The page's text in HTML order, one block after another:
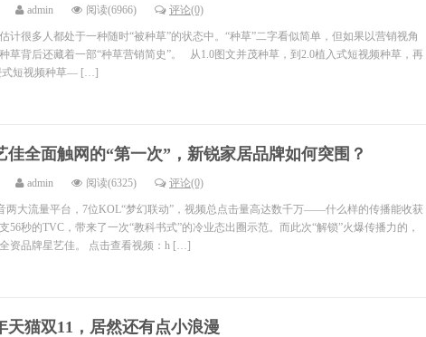
admin 阅读(6966) 评论(0)
计很多人都处于一种随时“被种草”的状态中。“种草”二字看似简单，但如果以营销视角
草背后还藏着一部“种草营销简史”。 从1.0图文并茂种草，到2.0植入式短视频种草，再
式短视频种草— […]
佳全面触网的“第一次”，新锐家居品牌如何突围？
admin 阅读(6325) 评论(0)
两大流量平台，7位KOL“梦幻联动”，视频总点击量高达数千万——什么样的传播能收获
56秒的TVC，带来了一次“教科书式”的冷业态出圈示范。而此次“解锁”火爆传播力的，
资品牌星艺佳。 点击查看视频：h […]
天猫双11，居然还有点小浪漫